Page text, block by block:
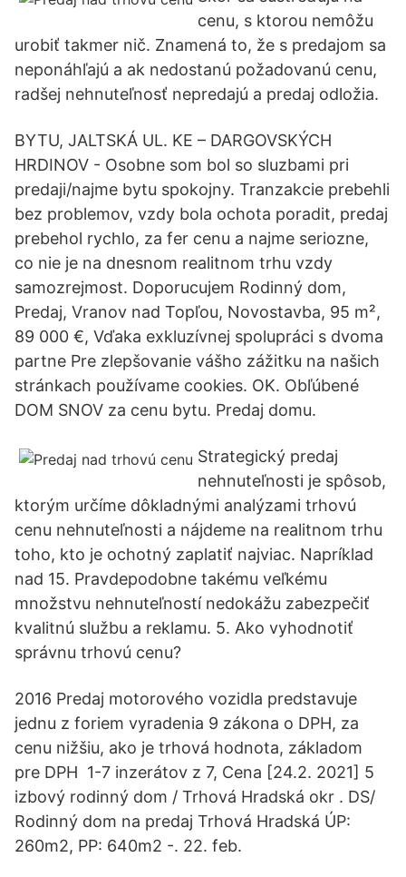
cenu, s ktorou nemôžu
urobiť takmer nič. Znamená to, že s predajom sa
neponáhľajú a ak nedostanú požadovanú cenu,
radšej nehnuteľnosť nepredajú a predaj odložia.
BYTU, JALTSKÁ UL. KE – DARGOVSKÝCH
HRDINOV - Osobne som bol so sluzbami pri
predaji/najme bytu spokojny. Tranzakcie prebehli
bez problemov, vzdy bola ochota poradit, predaj
prebehol rychlo, za fer cenu a najme seriozne,
co nie je na dnesnom realitnom trhu vzdy
samozrejmost. Doporucujem Rodinný dom,
Predaj, Vranov nad Topľou, Novostavba, 95 m²,
89 000 €, Vďaka exkluzívnej spolupráci s dvoma
partne Pre zlepšovanie vášho zážitku na našich
stránkach používame cookies. OK. Obľúbené
DOM SNOV za cenu bytu. Predaj domu.
Strategický predaj
nehnuteľnosti je spôsob,
ktorým určíme dôkladnými analýzami trhovú
cenu nehnuteľnosti a nájdeme na realitnom trhu
toho, kto je ochotný zaplatiť najviac. Napríklad
nad 15. Pravdepodobne takému veľkému
množstvu nehnuteľností nedokážu zabezpečiť
kvalitnú službu a reklamu. 5. Ako vyhodnotiť
správnu trhovú cenu?
2016 Predaj motorového vozidla predstavuje
jednu z foriem vyradenia 9 zákona o DPH, za
cenu nižšiu, ako je trhová hodnota, základom
pre DPH 1-7 inzerátov z 7, Cena [24.2. 2021] 5
izbový rodinný dom / Trhová Hradská okr . DS/
Rodinný dom na predaj Trhová Hradská ÚP:
260m2, PP: 640m2 -. 22. feb.